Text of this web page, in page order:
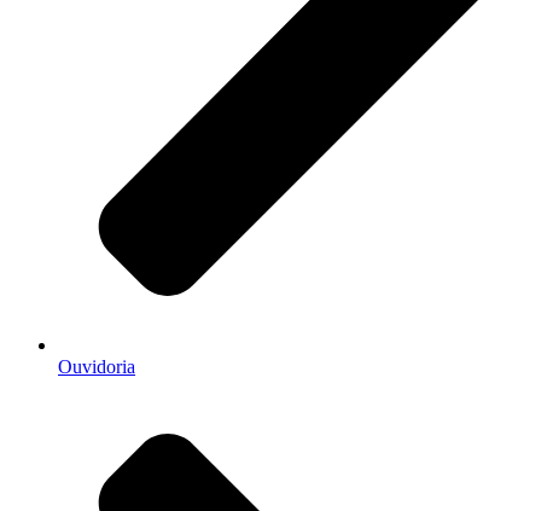
Ouvidoria